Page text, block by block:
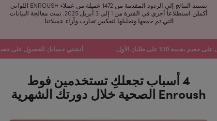
تستند النتائج إلى الردود المقدمة من 1472 عميلة من عملاء ENROUSH اللواتي
أكملن استطلاعاً أجري في الفترة من 1 إلى 3 أبريل 2025. تمت معالجة البيانات
التي تم جمعها وتحليلها لتعكس تجارب وآراء عميلاتنا.
على خصم بقيمة 10% على طلبكِ الأول. أنشئي حسابكِ للحصول على خصم
4 أسباب تجعلكِ تستخدمين فوط
Enroush الصحية خلال دورتك الشهرية